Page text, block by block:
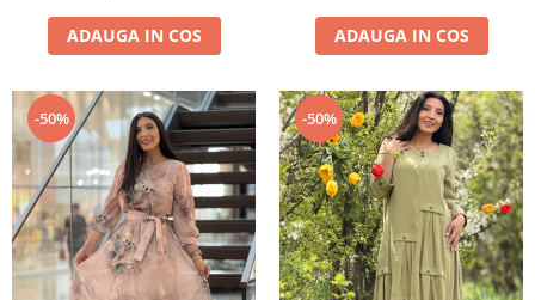
ADAUGA IN COS ADAUGA IN COS
-50% -50%